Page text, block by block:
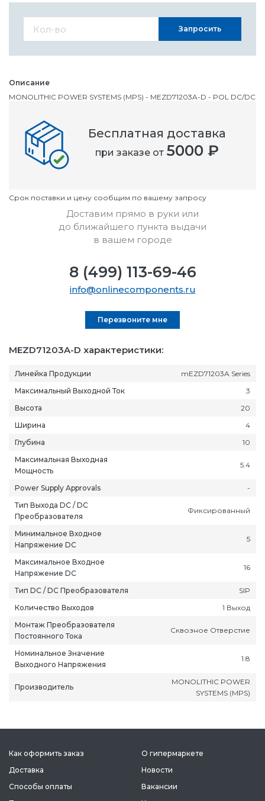
Описание
MONOLITHIC POWER SYSTEMS (MPS) - MEZD71203A-D - POL DC/DC
Номенклатурный номер
OC3346299
Cрок поставки и цену сообщим по вашему запросу
Запросить
MEZD71203A-D характеристики:
Линейка Продукции
mEZD71203A Series
Максимальный Выходной Ток
3
Высота
20
Ширина
4
Глубина
10
Максимальная Выходная
Мощность
5.4
Power Supply Approvals
-
Тип Выхода DC / DC
Преобразователя
Фиксированный
Минимальное Входное
Напряжение DC
5
Максимальное Входное
Напряжение DC
16
Тип DC / DC Преобразователя
SIP
Количество Выходов
1 Выход
Монтаж Преобразователя
Постоянного Тока
Сквозное Отверстие
Номинальное Значение
Выходного Напряжения
1.8
Производитель
MONOLITHIC POWER
SYSTEMS (MPS)
Бесплатная доставка
при заказе от 5000 ₽
Доставим прямо в руки или
до ближайшего пункта выдачи
в вашем городе
8 (499) 113-69-46
info@onlinecomponents.ru
Перезвоните мне
Как оформить заказ
Доставка
Способы оплаты
О гипермаркете
Новости
Вакансии